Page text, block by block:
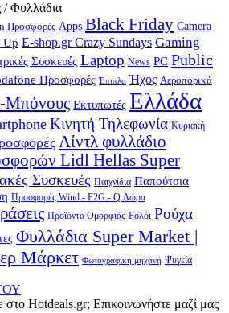
/ Φυλλάδια
Προσφορές Apps Black Friday Camera
Up E-shop.gr Crazy Sundays Gaming
Συσκευές Laptop News PC Public
Προσφορές Έπιπλα Ήχος Αεροπορικά
Εκτυπωτές Ελλάδα
Κινητή Τηλεφωνία Κυριακή
Λίντλ φυλλάδιο
Lidl Hellas Super
Συσκευές Παιχνίδια Παπούτσια
Προσφορές Wind - F2G - Q Δώρα
Προϊόντα Ομορφιάς Ρολόι Ρούχα
Φυλλάδια Super Market |
Μάρκετ Φωτογραφική μηχανή Ψυγεία
στο Hotdeals.gr; Επικοινωνήστε μαζί μας